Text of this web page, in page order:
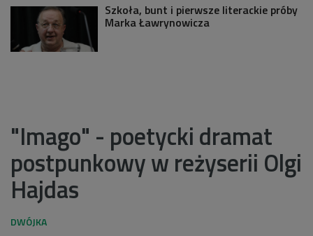
Szkoła, bunt i pierwsze literackie próby
Marka Ławrynowicza
"Imago" - poetycki dramat
postpunkowy w reżyserii Olgi
Hajdas